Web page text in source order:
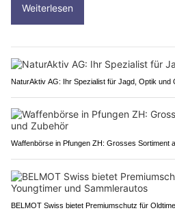
Weiterlesen
NaturAktiv AG: Ihr Spezialist für Jagd, Optik und
Waffenbörse in Pfungen ZH: Grosses Sortiment
BELMOT Swiss bietet Premiumschutz für